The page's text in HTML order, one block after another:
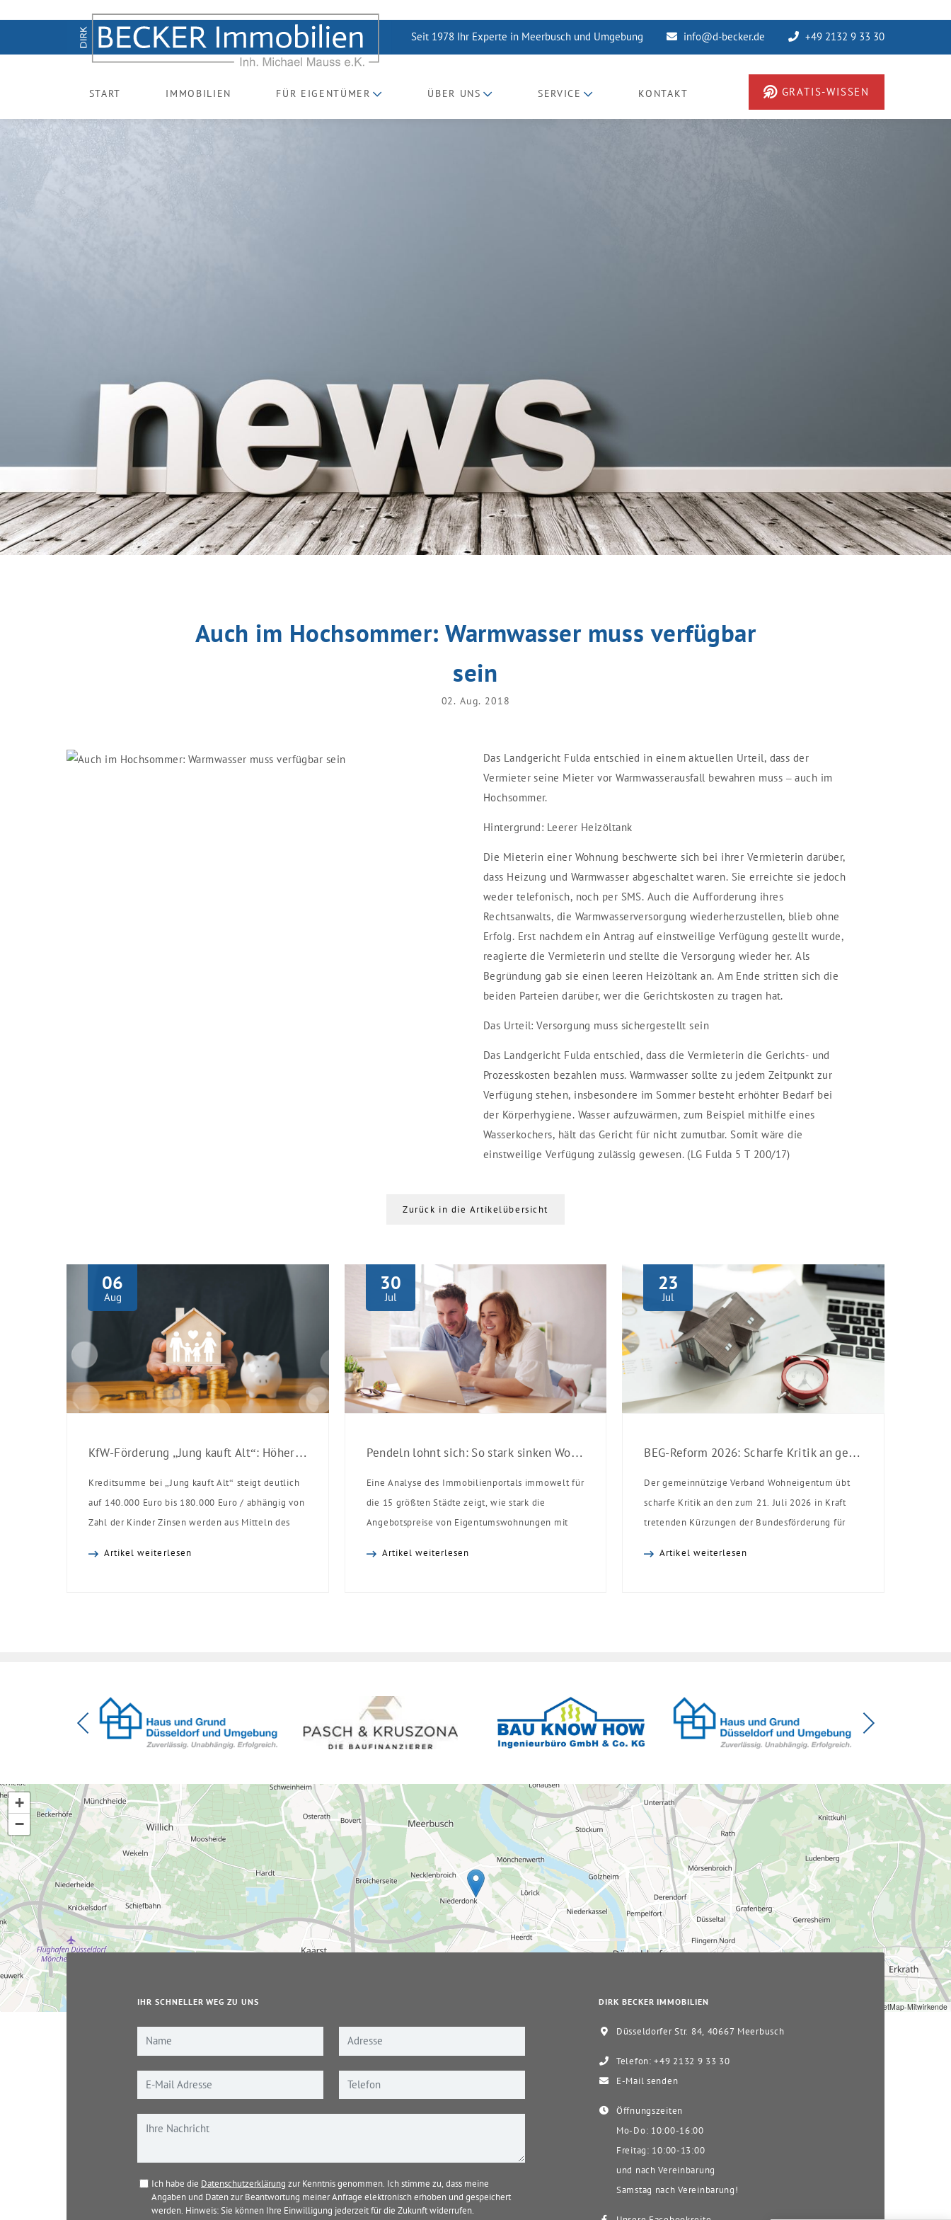
Seit 1978 Ihr Experte in Meerbusch und Umgebung info@d-becker.de +49 2132 9 33 30
START IMMOBILIEN FÜR EIGENTÜMER ÜBER UNS SERVICE KONTAKT GRATIS-WISSEN
Auch im Hochsommer: Warmwasser muss verfügbar
sein
02. Aug. 2018
Das Landgericht Fulda entschied in einem aktuellen Urteil, dass der
Vermieter seine Mieter vor Warmwasserausfall bewahren muss – auch im
Hochsommer.
Hintergrund: Leerer Heizöltank
Die Mieterin einer Wohnung beschwerte sich bei ihrer Vermieterin darüber,
dass Heizung und Warmwasser abgeschaltet waren. Sie erreichte sie jedoch
weder telefonisch, noch per SMS. Auch die Aufforderung ihres
Rechtsanwalts, die Warmwasserversorgung wiederherzustellen, blieb ohne
Erfolg. Erst nachdem ein Antrag auf einstweilige Verfügung gestellt wurde,
reagierte die Vermieterin und stellte die Versorgung wieder her. Als
Begründung gab sie einen leeren Heizöltank an. Am Ende stritten sich die
beiden Parteien darüber, wer die Gerichtskosten zu tragen hat.
Das Urteil: Versorgung muss sichergestellt sein
Das Landgericht Fulda entschied, dass die Vermieterin die Gerichts- und
Prozesskosten bezahlen muss. Warmwasser sollte zu jedem Zeitpunkt zur
Verfügung stehen, insbesondere im Sommer besteht erhöhter Bedarf bei
der Körperhygiene. Wasser aufzuwärmen, zum Beispiel mithilfe eines
Wasserkochers, hält das Gericht für nicht zumutbar. Somit wäre die
einstweilige Verfügung zulässig gewesen. (LG Fulda 5 T 200/17)
Zurück in die Artikelübersicht
06
Aug
KfW-Förderung „Jung kauft Alt“: Höhere Kredite ab August 2026
Kreditsumme bei „Jung kauft Alt“ steigt deutlich
auf 140.000 Euro bis 180.000 Euro / abhängig von
Zahl der Kinder Zinsen werden aus Mitteln des
Artikel weiterlesen
30
Jul
Pendeln lohnt sich: So stark sinken Wohnungspreise im Umland
Eine Analyse des Immobilienportals immowelt für
die 15 größten Städte zeigt, wie stark die
Angebotspreise von Eigentumswohnungen mit
Artikel weiterlesen
23
Jul
BEG-Reform 2026: Scharfe Kritik an gekürzten Sanierungsförderungen
Der gemeinnützige Verband Wohneigentum übt
scharfe Kritik an den zum 21. Juli 2026 in Kraft
tretenden Kürzungen der Bundesförderung für
Artikel weiterlesen
+
−
© OpenStreetMap-Mitwirkende
IHR SCHNELLER WEG ZU UNS
Ich habe die Datenschutzerklärung zur Kenntnis genommen. Ich stimme zu, dass meine
Angaben und Daten zur Beantwortung meiner Anfrage elektronisch erhoben und gespeichert
werden. Hinweis: Sie können Ihre Einwilligung jederzeit für die Zukunft widerrufen.
DIRK BECKER IMMOBILIEN
Düsseldorfer Str. 84, 40667 Meerbusch
Telefon: +49 2132 9 33 30
E-Mail senden
Öffnungszeiten
Mo-Do: 10:00-16:00
Freitag: 10:00-13:00
und nach Vereinbarung
Samstag nach Vereinbarung!